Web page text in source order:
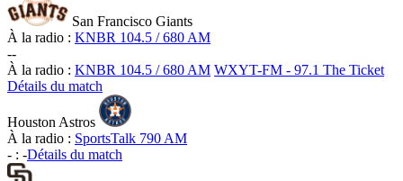
San Francisco Giants
À la radio : KNBR 104.5 / 680 AM
--
À la radio : KNBR 104.5 / 680 AM WXYT-FM - 97.1 The Ticket
Détails du match
Houston Astros
À la radio : SportsTalk 790 AM
- : -Détails du match